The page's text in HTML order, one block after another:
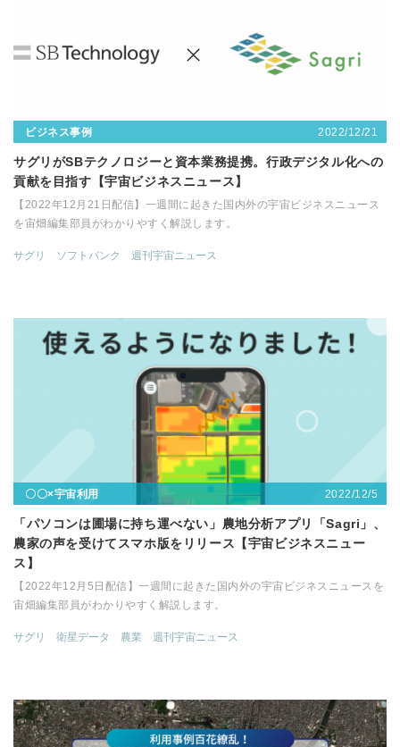
ビジネス事例 2022/12/21
サグリがSBテクノロジーと資本業務提携。行政デジタル化への
貢献を目指す【宇宙ビジネスニュース】
【2022年12月21日配信】一週間に起きた国内外の宇宙ビジネスニュース
を宙畑編集部員がわかりやすく解説します。
サグリ ソフトバンク 週刊宇宙ニュース
〇〇×宇宙利用 2022/12/5
「パソコンは圃場に持ち運べない」農地分析アプリ「Sagri」、
農家の声を受けてスマホ版をリリース【宇宙ビジネスニュー
ス】
【2022年12月5日配信】一週間に起きた国内外の宇宙ビジネスニュースを
宙畑編集部員がわかりやすく解説します。
サグリ 衛星データ 農業 週刊宇宙ニュース